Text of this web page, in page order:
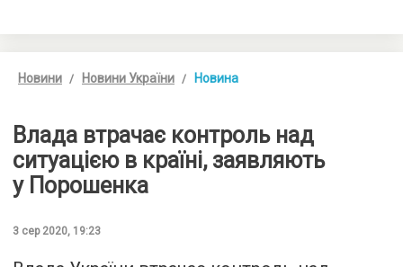
Новини Новини України Новина
Влада втрачає контроль над
ситуацією в країні, заявляють
у Порошенка
3 сер 2020, 19:23